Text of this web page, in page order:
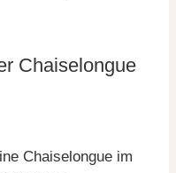
Chaiselongue
Chaiselongue im